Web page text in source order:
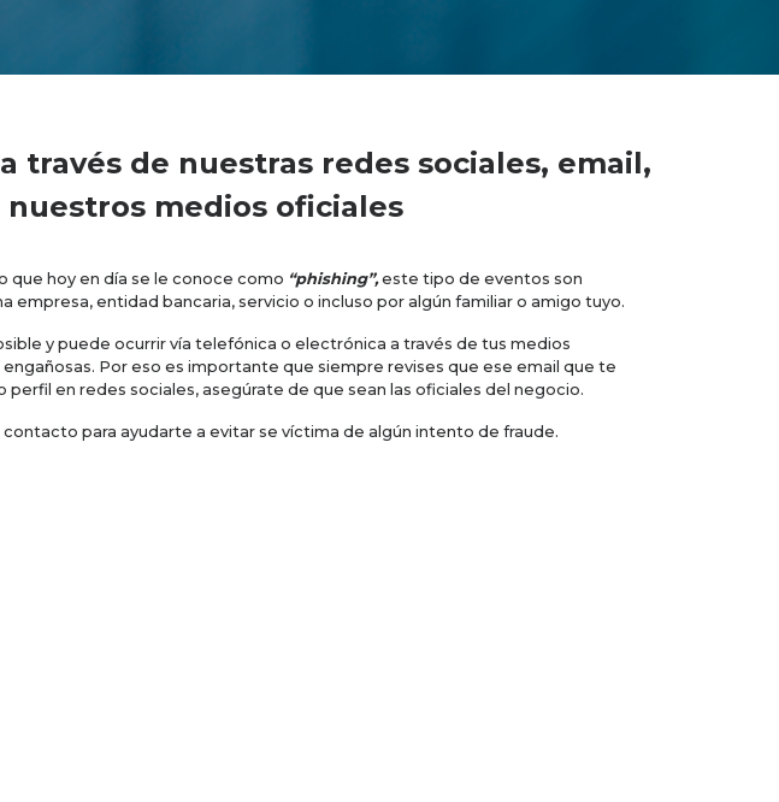
través de nuestras redes sociales, email,
medios oficiales
que hoy en día se le conoce como “phishing”,este tipo de eventos son
entidad bancaria, servicio o incluso por algún familiar o amigo tuyo.
y puede ocurrir vía telefónica o electrónica a través de tus medios
Por eso es importante que siempre revises que ese email que te
en redes sociales, asegúrate de que sean las oficiales del negocio.
para ayudarte a evitar se víctima de algún intento de fraude.